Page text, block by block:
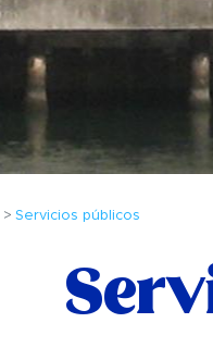
Servicios públicos